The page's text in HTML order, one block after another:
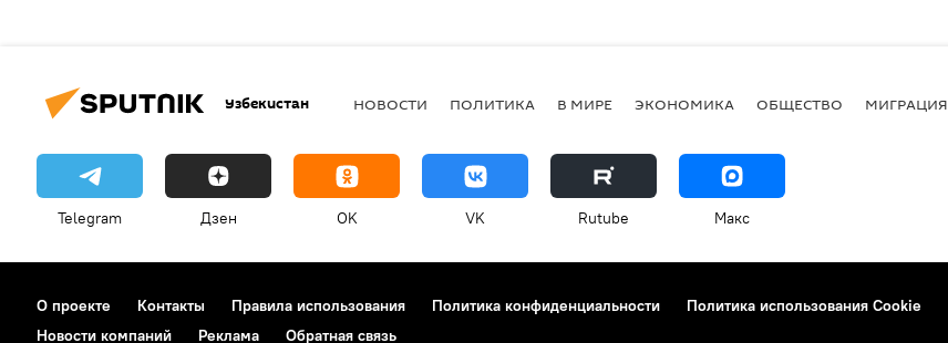
Узбекистан НОВОСТИ ПОЛИТИКА В МИРЕ ЭКОНОМИКА ОБЩЕСТВО МИГРАЦИЯ
Telegram Дзен OK VK Rutube Макс
О проекте Контакты Правила использования Политика конфиденциальности Политика использования Cookie
Новости компаний
Реклама Обратная связь